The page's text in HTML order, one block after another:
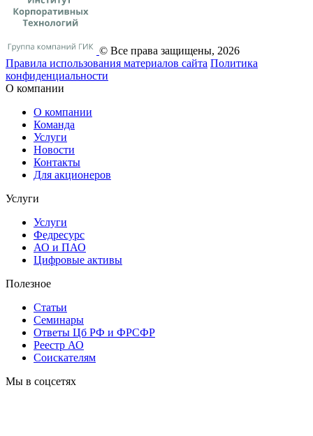
© Все права защищены, 2026
Правила использования материалов сайта Политика
конфиденциальности
О компании
О компании
Команда
Услуги
Новости
Контакты
Для акционеров
Услуги
Услуги
Федресурс
АО и ПАО
Цифровые активы
Полезное
Статьи
Cеминары
Ответы Цб РФ и ФРСФР
Реестр АО
Соискателям
Мы в соцсетях